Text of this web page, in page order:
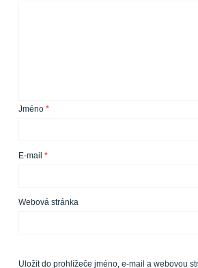
Jméno *
E-mail *
Webová stránka
Uložit do prohlížeče jméno, e-mail a webovou